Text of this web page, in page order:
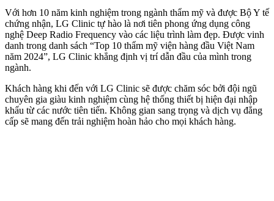
Với hơn 10 năm kinh nghiệm trong ngành thẩm mỹ và được Bộ Y tế
chứng nhận, LG Clinic tự hào là nơi tiên phong ứng dụng công
nghệ Deep Radio Frequency vào các liệu trình làm đẹp. Được vinh
danh trong danh sách “Top 10 thẩm mỹ viện hàng đầu Việt Nam
năm 2024”, LG Clinic khẳng định vị trí dẫn đầu của mình trong
ngành.
Khách hàng khi đến với LG Clinic sẽ được chăm sóc bởi đội ngũ
chuyên gia giàu kinh nghiệm cùng hệ thống thiết bị hiện đại nhập
khẩu từ các nước tiên tiến. Không gian sang trọng và dịch vụ đẳng
cấp sẽ mang đến trải nghiệm hoàn hảo cho mọi khách hàng.